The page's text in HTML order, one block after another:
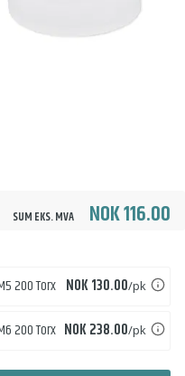
SUM EKS. MVA NOK 116.00
200 Torx Pris
NOK 130.00/pk
200 Torx Pris
NOK 238.00/pk